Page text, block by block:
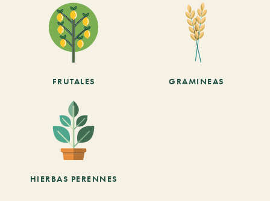
FRUTALES GRAMINEAS
HIERBAS PERENNES